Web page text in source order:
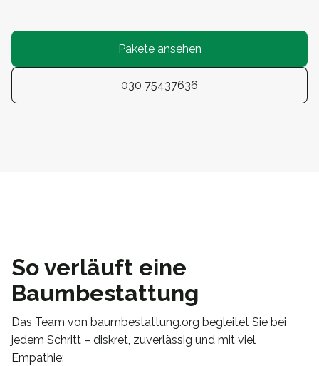
Pakete ansehen
030 75437636
So verläuft eine
Baumbestattung
Das Team von baumbestattung.org begleitet Sie bei
jedem Schritt – diskret, zuverlässig und mit viel
Empathie: